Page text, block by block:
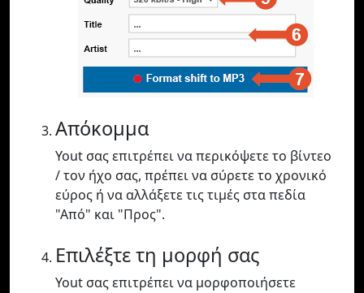
Απόκομμα
Yout σας επιτρέπει να περικόψετε το βίντεο
/ τον ήχο σας, πρέπει να σύρετε το χρονικό
εύρος ή να αλλάξετε τις τιμές στα πεδία
"Από" και "Προς".
Επιλέξτε τη μορφή σας
Yout σας επιτρέπει να μορφοποιήσετε